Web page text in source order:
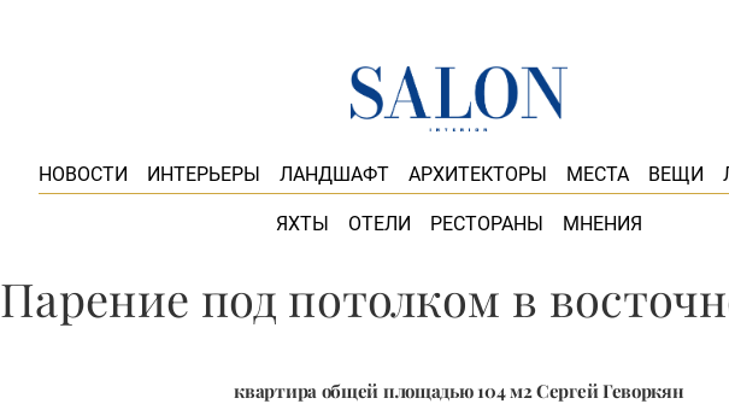
НОВОСТИ ИНТЕРЬЕРЫ ЛАНДШАФТ АРХИТЕКТОРЫ МЕСТА ВЕЩИ
ЯХТЫ ОТЕЛИ РЕСТОРАНЫ МНЕНИЯ
Парение под потолком в
квартира общей площадью 104 м2 Сергей Геворкян